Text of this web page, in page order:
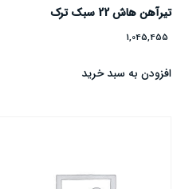
تیرآهن هاش 22 سبک ترک
1,045,455
افزودن به سبد خرید